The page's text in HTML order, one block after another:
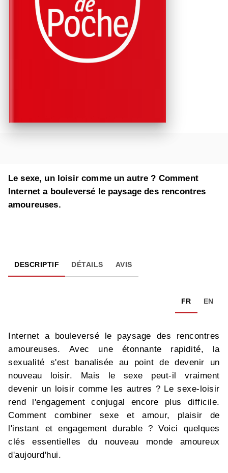
Le sexe, un loisir comme un autre ? Comment
Internet a bouleversé le paysage des rencontres
amoureuses.
DESCRIPTIF DÉTAILS AVIS
FR EN
Internet a bouleversé le paysage des rencontres
amoureuses. Avec une étonnante rapidité, la
sexualité s'est banalisée au point de devenir un
nouveau loisir. Mais le sexe peut-il vraiment
devenir un loisir comme les autres ? Le sexe-loisir
rend l'engagement conjugal encore plus difficile.
Comment combiner sexe et amour, plaisir de
l'instant et engagement durable ? Voici quelques
clés essentielles du nouveau monde amoureux
d'aujourd'hui.